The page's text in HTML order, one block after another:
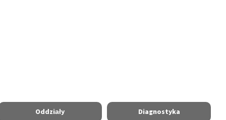
Oddziały Diagnostyka